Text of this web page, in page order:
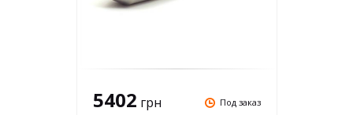
5402 грн Под заказ